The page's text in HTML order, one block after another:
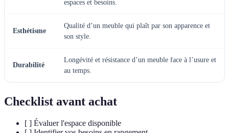
espaces et besoins.
Esthétisme
Qualité d’un meuble qui plaît par son apparence et
son style.
Durabilité
Longévité et résistance d’un meuble face à l’usure et
au temps.
Checklist avant achat
[ ] Évaluer l'espace disponible